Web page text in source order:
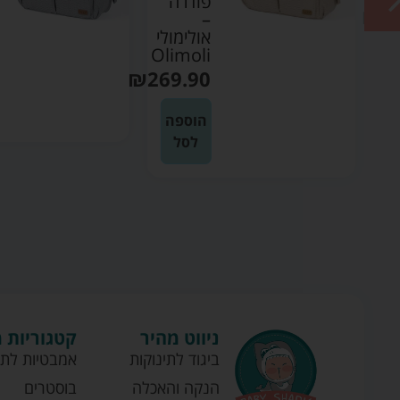
–
אולימולי
Olimoli
₪269.90
הוספה
לסל
ניווט מהיר
ביגוד לתינוקות
הנקה והאכלה
אמבטיות
בוסטרים